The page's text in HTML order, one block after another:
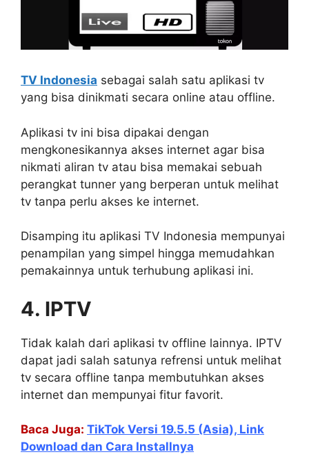
TV Indonesia sebagai salah satu aplikasi tv
yang bisa dinikmati secara online atau offline.
Aplikasi tv ini bisa dipakai dengan
mengkonesikannya akses internet agar bisa
nikmati aliran tv atau bisa memakai sebuah
perangkat tunner yang berperan untuk melihat
tv tanpa perlu akses ke internet.
Disamping itu aplikasi TV Indonesia mempunyai
penampilan yang simpel hingga memudahkan
pemakainnya untuk terhubung aplikasi ini.
4. IPTV
Tidak kalah dari aplikasi tv offline lainnya. IPTV
dapat jadi salah satunya refrensi untuk melihat
tv secara offline tanpa membutuhkan akses
internet dan mempunyai fitur favorit.
Baca Juga: TikTok Versi 19.5.5 (Asia), Link
Download dan Cara Installnya